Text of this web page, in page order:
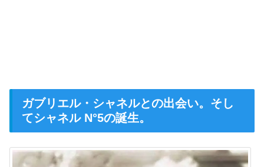
ガブリエル・シャネルとの出会い。そし
てシャネル N°5の誕生。